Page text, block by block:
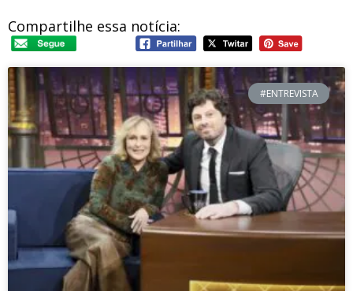
Compartilhe essa notícia:
#ENTREVISTA